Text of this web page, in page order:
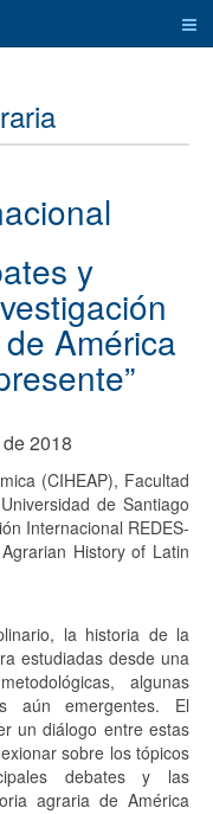
y
América
2018
(CIHEAP), Facultad
de Santiago
Internacional REDES-
History of Latin
la historia de la
estudiadas desde una
algunas
aún emergentes. El
un diálogo entre estas
sobre los tópicos
debates y las
agraria de América